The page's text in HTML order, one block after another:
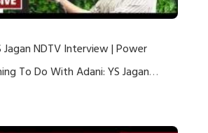
Jagan NDTV Interview | Power
To Do With Adani: YS Jagan